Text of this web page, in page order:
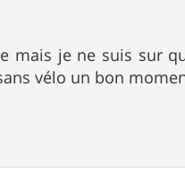
mais je ne suis sur
vélo un bon